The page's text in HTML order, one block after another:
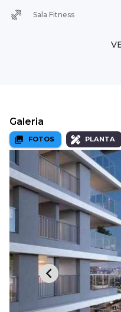
Sala Fitness
Galeria
FOTOS PLANTA